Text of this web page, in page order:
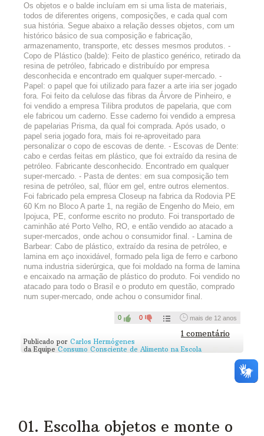
3) Já fizeram a lista? Então publiquem aqui:
Os objetos e o balde incluíam em si uma lista de materiais,
todos de diferentes origens, composições, e cada qual com
sua história. Segue abaixo a relação desses objetos, com um
histórico básico de sua composição e fabricação,
armazenamento, transporte, etc desses mesmos produtos. -
Copo de Plástico (balde): Feito de plastico genérico, retirado da
resina de petróleo, fabricado e distribuído por empresa
desconhecida e encontrado em qualquer super-mercado. -
Papel: o papel que foi utilizado para fazer a arte iria ser jogado
fora. Foi feito da celulose das fibras da Árvore de Pinheiro, e
foi vendido a empresa Tilibra produtos de papelaria, que com
ele fabricou um caderno. Esse caderno foi vendido a empresa
de papelarias Prisma, da qual foi comprada. Após usado, o
papel seria jogado fora, mais foi re-aproveitado para
personalizar o copo de escovas de dente. - Escovas de Dente:
cabo e cerdas feitas em plástico, que foi extraído da resina de
petróleo. Fabricante desconhecido. Encontrado em qualquer
super-mercado. - Pasta de dentes: em sua composição tem
resina de petróleo, sal, flúor em gel, entre outros elementos.
Foi fabricado pela empresa Closeup na fabrica da Rodovia PE
60 Km no Bloco A parte 1, na região de Engenho do Meio, em
Ipojuca, PE, conforme escrito no produto. Foi transportado de
caminhão até Porto Velho, RO, e então vendido ao atacado a
super-mercados, onde achou o consumidor final. - Lamina de
Barbear: Cabo de plástico, extraído da resina de petróleo, e
lamina em aço inoxidável, formado pela liga de ferro e carbono
numa industria siderúrgica, que foi moldado na forma de lamina
e encaixado na armação de plástico do produto. Foi vendido no
atacado para todo o Brasil e o produto em questão, comprado
num super-mercado, onde achou o consumidor final.
0 0 mais de 12 anos
1 comentário
Publicado por Carlos Hermógenes
da Equipe Consumo Consciente de Alimento na Escola
01. Escolha objetos e monte o